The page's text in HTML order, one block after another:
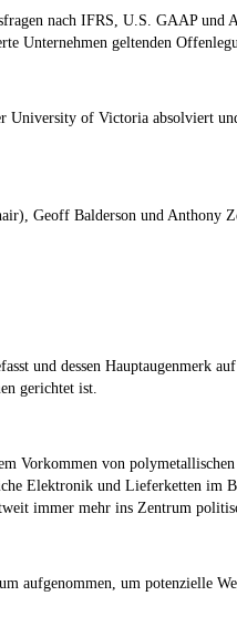
nach IFRS, U.S. GAAP und
Unternehmen geltenden
of Victoria absolviert
Geoff Balderson und Anthony
und dessen Hauptaugenmerk
gerichtet ist.
Vorkommen von
Elektronik und Lieferketten im
immer mehr ins Zentrum
aufgenommen, um